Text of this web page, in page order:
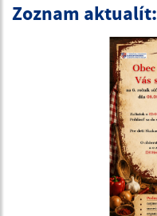
Zoznam aktualít: